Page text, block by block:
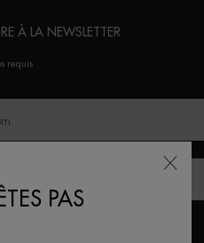
À LA NEWSLETTER
requis
PAS